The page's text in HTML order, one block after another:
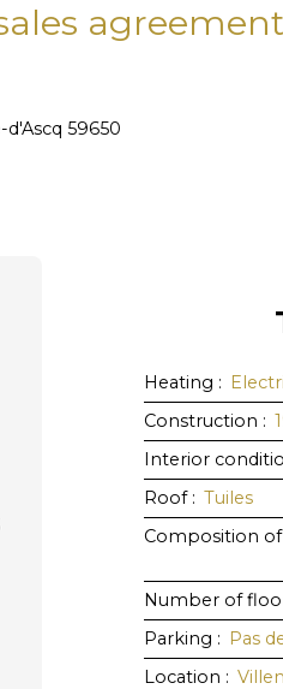
agreement
d'Ascq 59650
Heating :
Construction :
Interior
Roof: Tuiles
Composition
Number of
Parking : Pas
Location :